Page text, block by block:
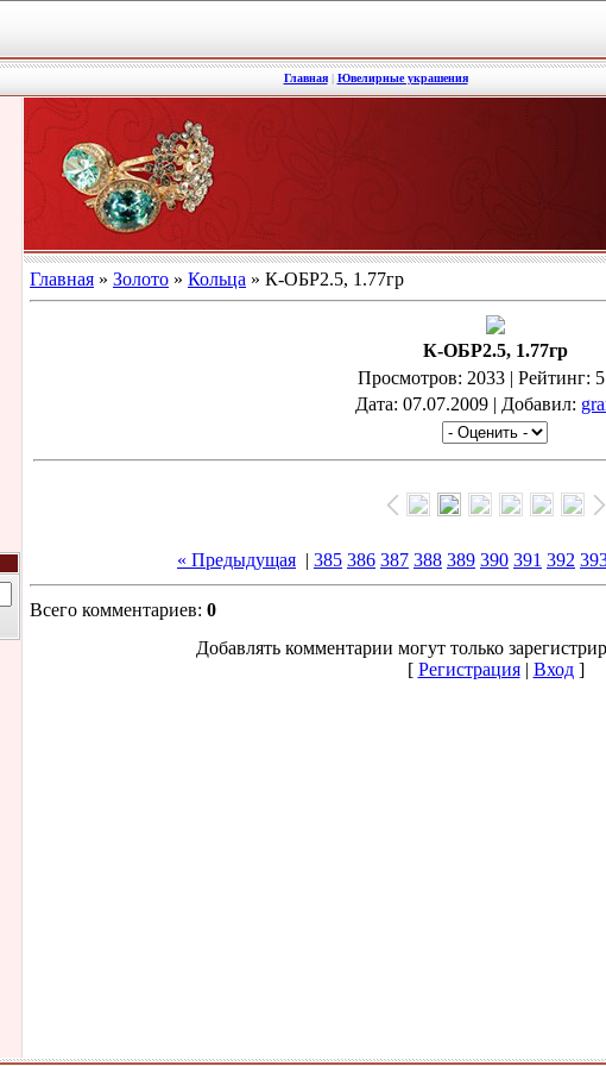
Главная| Ювелирные украшения
Главная » Золото » Кольца » К-ОБР2.5, 1.77гр
К-ОБР2.5, 1.77гр
Просмотров: 2033 | Рейтинг:
Дата: 07.07.2009 | Добавил:
« Предыдущая | 385 386 387 388 389 390 391 392
Всего комментариев: 0
Добавлять комментарии могут только
[ Регистрация| Вход]